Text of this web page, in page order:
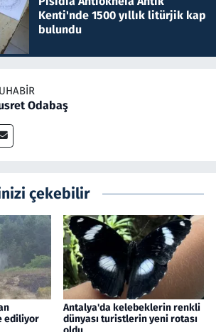
Kenti'nde 1500 yıllık litürjik kap
bulundu
Odabaş
çekebilir
ediliyor
Antalya'da kelebeklerin renkli
dünyası turistlerin yeni rotası